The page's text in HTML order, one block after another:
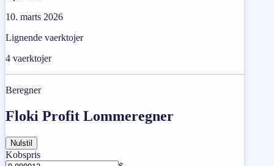
10. marts 2026
Lignende vaerktojer
4 vaerktojer
Beregner
Floki Profit Lommeregner
Nulstil
Kobspris